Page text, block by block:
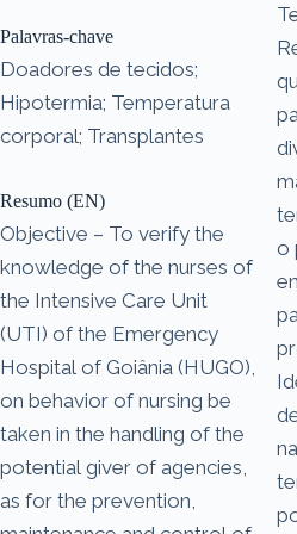
Palavras-chave
Doadores de tecidos;
Hipotermia; Temperatura
corporal; Transplantes
Resumo (EN)
Objective – To verify the
knowledge of the nurses of
the Intensive Care Unit
(UTI) of the Emergency
Hospital of Goiânia (HUGO),
on behavior of nursing be
taken in the handling of the
potential giver of agencies,
as for the prevention,
o